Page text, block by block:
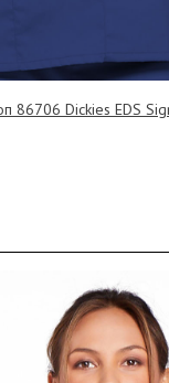
86706 Dickies EDS